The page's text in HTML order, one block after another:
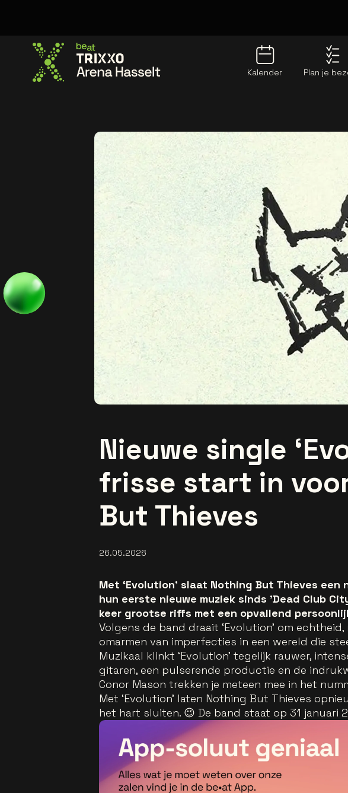
Kalender Plan je
Nieuwe single
frisse start in
But Thieves
26.05.2026
Met ‘Evolution’ slaat Nothing But Thieves
hun eerste nieuwe muziek sinds 'Dead Club
keer grootse riffs met een opvallend
Volgens de band draait ‘Evolution’ om
omarmen van imperfecties in een wereld die
Muzikaal klinkt ‘Evolution’ tegelijk rauwer,
gitaren, een pulserende productie en de
Conor Mason trekken je meteen mee in het
Met ‘Evolution’ laten Nothing But Thieves
het hart sluiten. 😉 De band staat op 31 januari